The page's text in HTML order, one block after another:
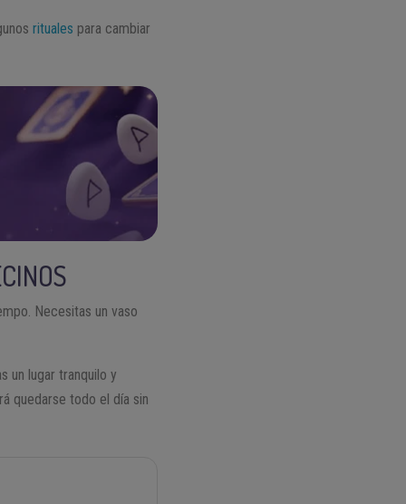
rituales para cambiar
Necesitas un vaso
un lugar tranquilo y
quedarse todo el día sin